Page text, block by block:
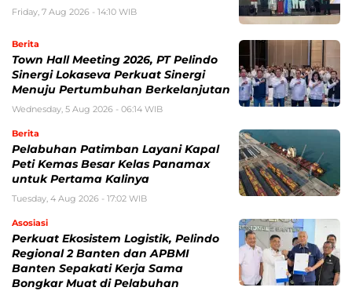
Friday, 7 Aug 2026 - 14:10 WIB
Berita
Town Hall Meeting 2026, PT Pelindo
Sinergi Lokaseva Perkuat Sinergi
Menuju Pertumbuhan Berkelanjutan
Wednesday, 5 Aug 2026 - 06:14 WIB
Berita
Pelabuhan Patimban Layani Kapal
Peti Kemas Besar Kelas Panamax
untuk Pertama Kalinya
Tuesday, 4 Aug 2026 - 17:02 WIB
Asosiasi
Perkuat Ekosistem Logistik, Pelindo
Regional 2 Banten dan APBMI
Banten Sepakati Kerja Sama
Bongkar Muat di Pelabuhan